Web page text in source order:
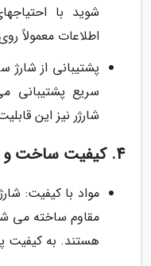
شوید با
اطلاعات معمولاً
پشتیبانی از شارژ
سریع پشتیبانی
شارژر نیز این
4. کیفیت ساخت و مواد استفاده شده
مواد با کیفیت:
مقاوم ساخته می
هستند. به کیفیت